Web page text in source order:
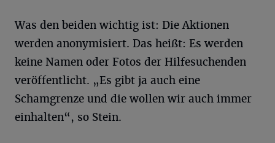
Was den beiden wichtig ist: Die Aktionen
werden anonymisiert. Das heißt: Es werden
keine Namen oder Fotos der Hilfesuchenden
veröffentlicht. „Es gibt ja auch eine
Schamgrenze und die wollen wir auch immer
einhalten“, so Stein.